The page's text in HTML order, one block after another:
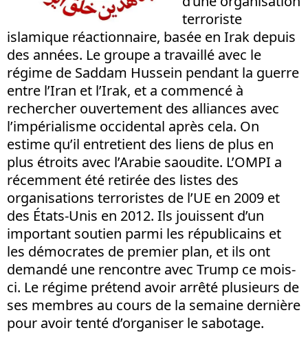
terroriste
islamique réactionnaire, basée en Irak depuis
des années. Le groupe a travaillé avec le
régime de Saddam Hussein pendant la guerre
entre l’Iran et l’Irak, et a commencé à
rechercher ouvertement des alliances avec
l’impérialisme occidental après cela. On
estime qu’il entretient des liens de plus en
plus étroits avec l’Arabie saoudite. L’OMPI a
récemment été retirée des listes des
organisations terroristes de l’UE en 2009 et
des États-Unis en 2012. Ils jouissent d’un
important soutien parmi les républicains et
les démocrates de premier plan, et ils ont
demandé une rencontre avec Trump ce mois-
ci. Le régime prétend avoir arrêté plusieurs de
ses membres au cours de la semaine dernière
pour avoir tenté d’organiser le sabotage.